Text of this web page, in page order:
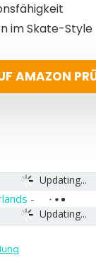
im Skate-Style
AMAZON
Updating...
Updating...
-